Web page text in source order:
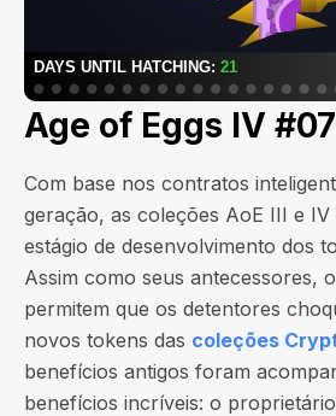
Age of Eggs IV
Com base nos contratos
geração, as coleções AoE III e
estágio de desenvolvimento dos
Assim como seus antecessores,
permitem que os detentores
novos tokens das coleções
benefícios antigos foram
benefícios incríveis: o